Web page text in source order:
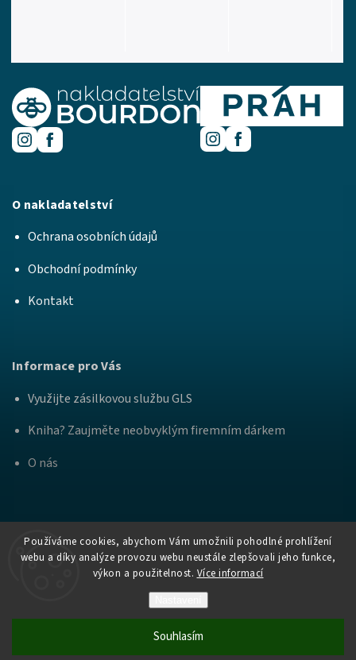
Používáme cookies, abychom Vám umožnili pohodlné prohlížení
webu a díky analýze provozu webu neustále zlepšovali jeho funkce,
výkon a použitelnost. Více informací
Souhlasím
O nakladatelství
Ochrana osobních údajů
Obchodní podmínky
Kontakt
Informace pro Vás
Využijte zásilkovou službu GLS
Kniha? Zaujměte neobvyklým firemním dárkem
O nás
Vytvořil Shoptet
Nakladatelství Bourdon a
Práh
. Všechna práva